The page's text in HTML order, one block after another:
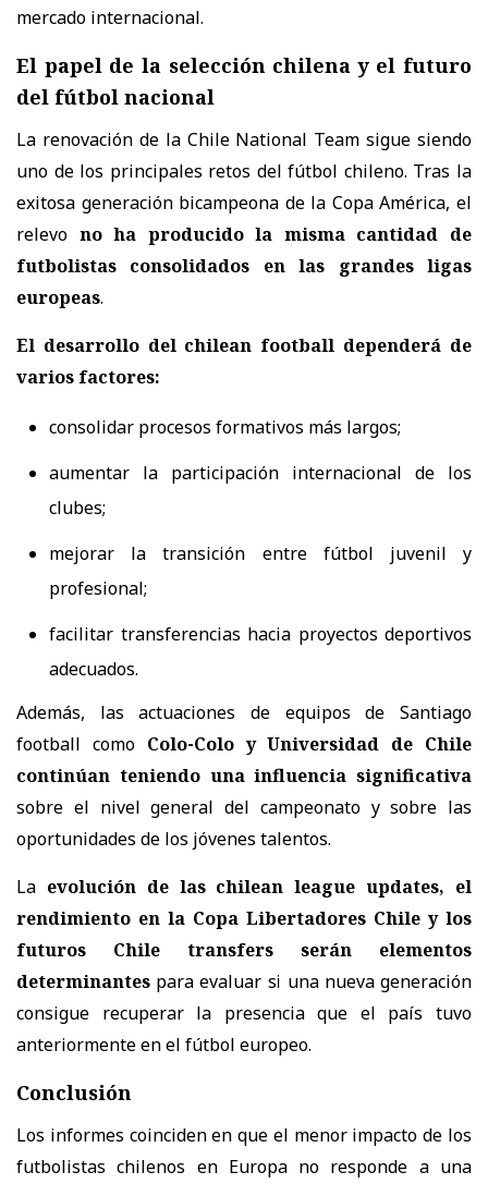
mercado internacional.
El papel de la selección chilena y el futuro
del fútbol nacional
La renovación de la Chile National Team sigue siendo
uno de los principales retos del fútbol chileno. Tras la
exitosa generación bicampeona de la Copa América, el
relevo no ha producido la misma cantidad de
futbolistas consolidados en las grandes ligas
europeas.
El desarrollo del chilean football dependerá de
varios factores:
consolidar procesos formativos más largos;
aumentar la participación internacional de los
clubes;
mejorar la transición entre fútbol juvenil y
profesional;
facilitar transferencias hacia proyectos deportivos
adecuados.
Además, las actuaciones de equipos de Santiago
football como Colo-Colo y Universidad de Chile
continúan teniendo una influencia significativa
sobre el nivel general del campeonato y sobre las
oportunidades de los jóvenes talentos.
La evolución de las chilean league updates, el
rendimiento en la Copa Libertadores Chile y los
futuros Chile transfers serán elementos
determinantes para evaluar si una nueva generación
consigue recuperar la presencia que el país tuvo
anteriormente en el fútbol europeo.
Conclusión
Los informes coinciden en que el menor impacto de los
futbolistas chilenos en Europa no responde a una